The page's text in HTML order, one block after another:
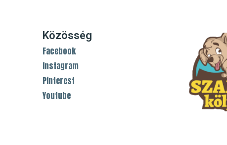
Közösség
Facebook
Instagram
Pinterest
Youtube